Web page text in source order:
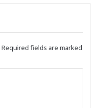
Required fields are marked